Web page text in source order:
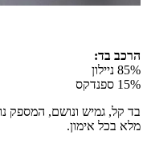
הרכב בד:
85% ניילון
15% ספנדקס
בד קל, גמיש ונושם, המספק
מלא בכל אימון.